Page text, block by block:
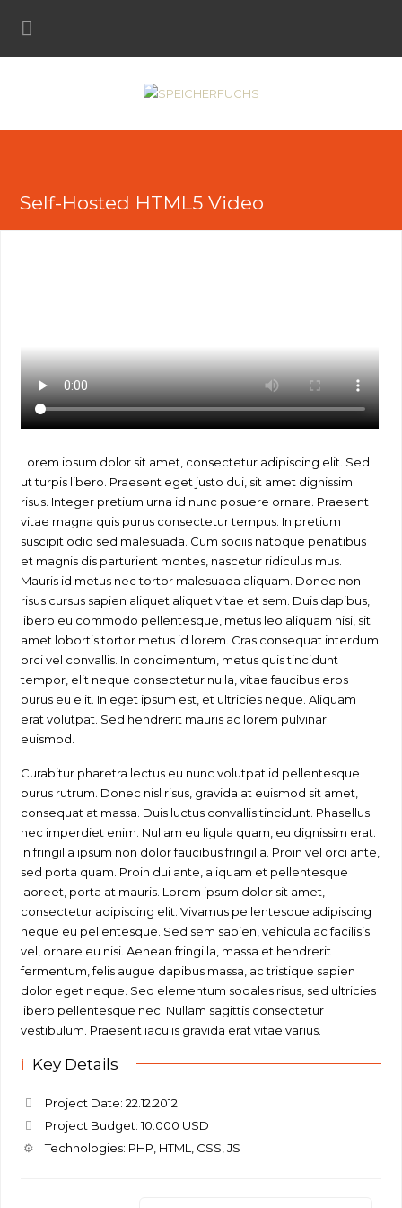
Self-Hosted HTML5 Video
Lorem ipsum dolor sit amet, consectetur adipiscing elit. Sed
ut turpis libero. Praesent eget justo dui, sit amet dignissim
risus. Integer pretium urna id nunc posuere ornare. Praesent
vitae magna quis purus consectetur tempus. In pretium
suscipit odio sed malesuada. Cum sociis natoque penatibus
et magnis dis parturient montes, nascetur ridiculus mus.
Mauris id metus nec tortor malesuada aliquam. Donec non
risus cursus sapien aliquet aliquet vitae et sem. Duis dapibus,
libero eu commodo pellentesque, metus leo aliquam nisi, sit
amet lobortis tortor metus id lorem. Cras consequat interdum
orci vel convallis. In condimentum, metus quis tincidunt
tempor, elit neque consectetur nulla, vitae faucibus eros
purus eu elit. In eget ipsum est, et ultricies neque. Aliquam
erat volutpat. Sed hendrerit mauris ac lorem pulvinar
euismod.
Curabitur pharetra lectus eu nunc volutpat id pellentesque
purus rutrum. Donec nisl risus, gravida at euismod sit amet,
consequat at massa. Duis luctus convallis tincidunt. Phasellus
nec imperdiet enim. Nullam eu ligula quam, eu dignissim erat.
In fringilla ipsum non dolor faucibus fringilla. Proin vel orci ante,
sed porta quam. Proin dui ante, aliquam et pellentesque
laoreet, porta at mauris. Lorem ipsum dolor sit amet,
consectetur adipiscing elit. Vivamus pellentesque adipiscing
neque eu pellentesque. Sed sem sapien, vehicula ac facilisis
vel, ornare eu nisi. Aenean fringilla, massa et hendrerit
fermentum, felis augue dapibus massa, ac tristique sapien
dolor eget neque. Sed elementum sodales risus, sed ultricies
libero pellentesque nec. Nullam sagittis consectetur
vestibulum. Praesent iaculis gravida erat vitae varius.
Key Details
Project Date: 22.12.2012
Project Budget: 10.000 USD
Technologies: PHP, HTML, CSS, JS